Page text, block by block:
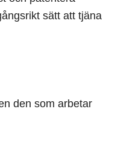
sätt att tjäna
den som arbetar